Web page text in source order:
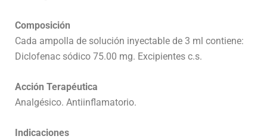
Composición
Cada ampolla de solución inyectable de 3 ml contiene:
Diclofenac sódico 75.00 mg. Excipientes c.s.
Acción Terapéutica
Analgésico. Antiinflamatorio.
Indicaciones